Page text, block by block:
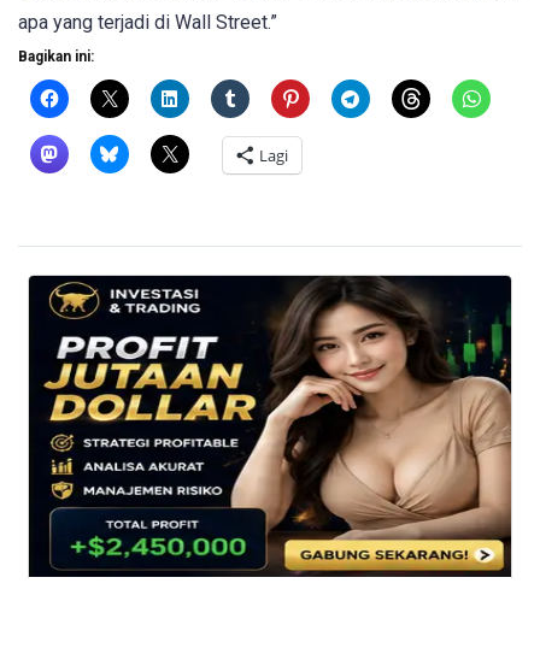
apa yang terjadi di Wall Street.”
Bagikan ini:
Lagi